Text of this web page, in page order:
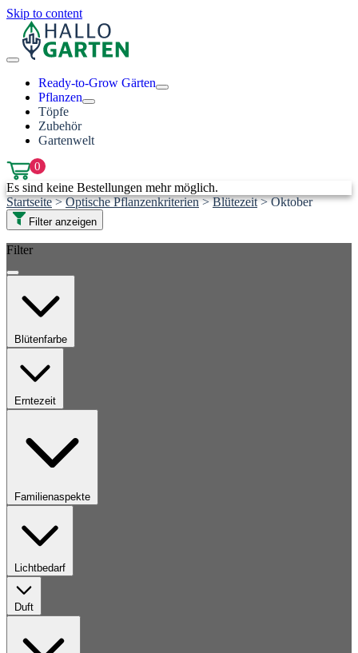
Skip to content
Ready-to-Grow Gärten
Pflanzen
Töpfe
Zubehör
Gartenwelt
0
Es sind keine Bestellungen mehr möglich.
Startseite > Optische Pflanzenkriterien > Blütezeit > Oktober
Filter anzeigen
Filter
Blütenfarbe
Erntezeit
Familienaspekte
Lichtbedarf
Duft